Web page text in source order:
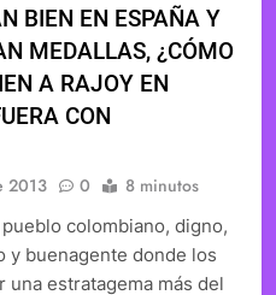
BIEN EN ESPAÑA Y
MEDALLAS, ¿CÓMO
A RAJOY EN
CON
2013 0 8 minutos
colombiano, digno,
y buenagente donde los
una estratagema más del